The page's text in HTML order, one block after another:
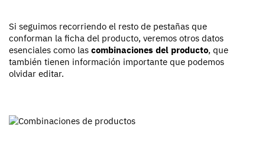
Si seguimos recorriendo el resto de pestañas que
conforman la ficha del producto, veremos otros datos
esenciales como las combinaciones del producto, que
también tienen información importante que podemos
olvidar editar.